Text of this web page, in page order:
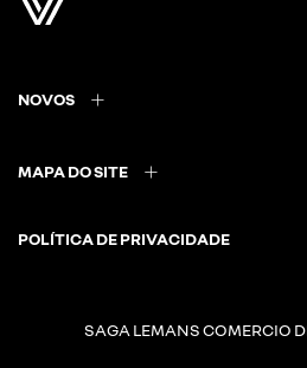
NOVOS
MAPA DO SITE
POLÍTICA DE PRIVACIDADE
SAGA LEMANS COMERCIO